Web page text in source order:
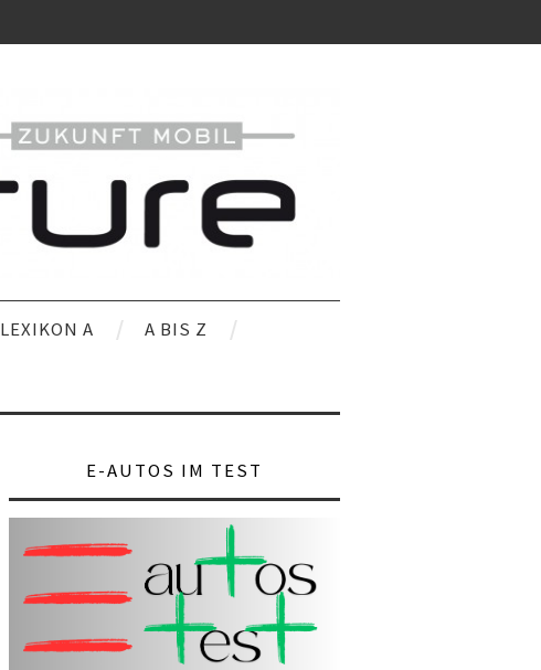
LEXIKON A A BIS Z
E-AUTOS IM TEST